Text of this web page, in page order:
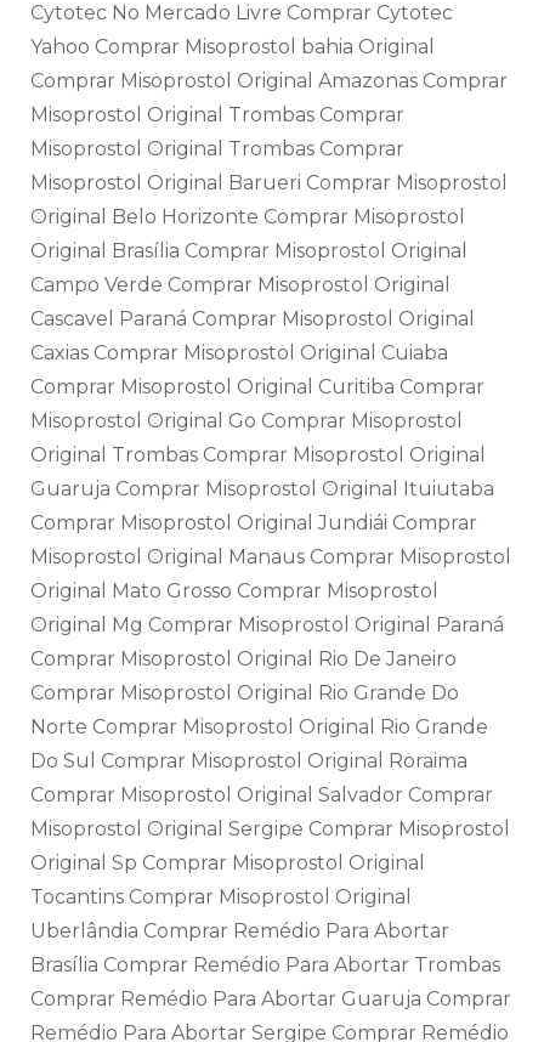
Cytotec No Mercado Livre Comprar Cytotec
Yahoo Comprar Misoprostol bahia Original
Comprar Misoprostol Original Amazonas Comprar
Misoprostol Original Trombas Comprar
Misoprostol Original Trombas Comprar
Misoprostol Original Barueri Comprar Misoprostol
Original Belo Horizonte Comprar Misoprostol
Original Brasília Comprar Misoprostol Original
Campo Verde Comprar Misoprostol Original
Cascavel Paraná Comprar Misoprostol Original
Caxias Comprar Misoprostol Original Cuiaba
Comprar Misoprostol Original Curitiba Comprar
Misoprostol Original Go Comprar Misoprostol
Original Trombas Comprar Misoprostol Original
Guaruja Comprar Misoprostol Original Ituiutaba
Comprar Misoprostol Original Jundiái Comprar
Misoprostol Original Manaus Comprar Misoprostol
Original Mato Grosso Comprar Misoprostol
Original Mg Comprar Misoprostol Original Paraná
Comprar Misoprostol Original Rio De Janeiro
Comprar Misoprostol Original Rio Grande Do
Norte Comprar Misoprostol Original Rio Grande
Do Sul Comprar Misoprostol Original Roraima
Comprar Misoprostol Original Salvador Comprar
Misoprostol Original Sergipe Comprar Misoprostol
Original Sp Comprar Misoprostol Original
Tocantins Comprar Misoprostol Original
Uberlândia Comprar Remédio Para Abortar
Brasília Comprar Remédio Para Abortar Trombas
Comprar Remédio Para Abortar Guaruja Comprar
Remédio Para Abortar Sergipe Comprar Remédio